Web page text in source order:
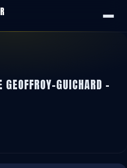
GUICHARD -